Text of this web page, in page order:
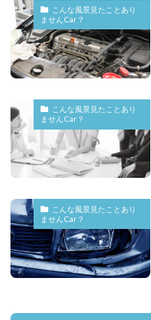
こんな風景見たことあり
ませんCar？
こんな風景見たことあり
ませんCar？
こんな風景見たことあり
ませんCar？